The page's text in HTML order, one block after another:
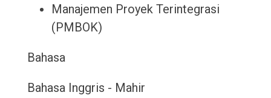
Manajemen Proyek Terintegrasi
(PMBOK)
Bahasa
Bahasa Inggris - Mahir